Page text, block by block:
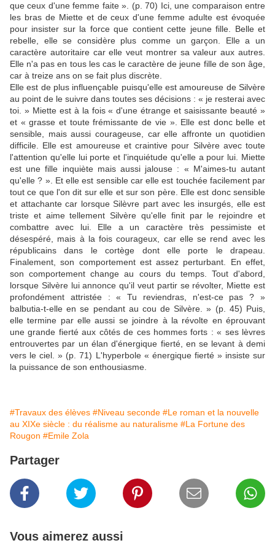
que ceux d'une femme faite ». (p. 70) Ici, une comparaison entre
les bras de Miette et de ceux d'une femme adulte est évoquée
pour insister sur la force que contient cette jeune fille. Belle et
rebelle, elle se considère plus comme un garçon. Elle a un
caractère autoritaire car elle veut montrer sa valeur aux autres.
Elle n'a pas en tous les cas le caractère de jeune fille de son âge,
car à treize ans on se fait plus discrète.
Elle est de plus influençable puisqu'elle est amoureuse de Silvère
au point de le suivre dans toutes ses décisions : « je resterai avec
toi. » Miette est à la fois « d'une étrange et saisissante beauté »
et « grasse et toute frémissante de vie ». Elle est donc belle et
sensible, mais aussi courageuse, car elle affronte un quotidien
difficile. Elle est amoureuse et craintive pour Silvère avec toute
l'attention qu'elle lui porte et l'inquiétude qu'elle a pour lui. Miette
est une fille inquiète mais aussi jalouse : « M'aimes-tu autant
qu'elle ? ». Et elle est sensible car elle est touchée facilement par
tout ce que l'on dit sur elle et sur son père. Elle est donc sensible
et attachante car lorsque Silèvre part avec les insurgés, elle est
triste et aime tellement Silvère qu'elle finit par le rejoindre et
combattre avec lui. Elle a un caractère très pessimiste et
désespéré, mais à la fois courageux, car elle se rend avec les
républicains dans le cortège dont elle porte le drapeau.
Finalement, son comportement est assez perturbant. En effet,
son comportement change au cours du temps. Tout d'abord,
lorsque Silvère lui annonce qu'il veut partir se révolter, Miette est
profondément attristée : « Tu reviendras, n'est-ce pas ? »
balbutia-t-elle en se pendant au cou de Silvère. » (p. 45) Puis,
elle termine par elle aussi se joindre à la révolte en éprouvant
une grande fierté aux côtés de ces hommes forts : « ses lèvres
entrouvertes par un élan d'énergique fierté, en se levant à demi
vers le ciel. » (p. 71) L'hyperbole « énergique fierté » insiste sur
la puissance de son enthousiasme.
#Travaux des élèves #Niveau seconde #Le roman et la nouvelle
au XIXe siècle : du réalisme au naturalisme #La Fortune des
Rougon #Emile Zola
Partager
Vous aimerez aussi